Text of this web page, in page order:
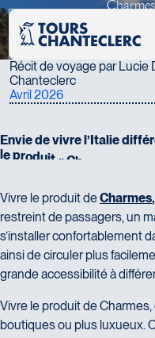
Charmes
Récit
Récits & actualités
Récit de voyage par Lucie D., Voyageuse de Tours
Chanteclerc
Avril 2026
Enviedevivrel’Italiediffér
leproduit Ch
Vivre le produit deCharmes,
restreint de passagers, un
s’installer confortablement
ainsi de circuler plus
grande accessibilité à
Vivre le produit de
boutiques ou plus luxueux.